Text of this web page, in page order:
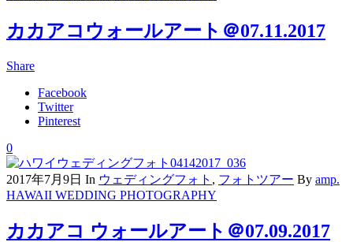
カカアコウォールアート＠07.11.2017
Share
Facebook
Twitter
Pinterest
0
2017年7月9日 In ウェディングフォト , フォトツアー By amp.
HAWAII WEDDING PHOTOGRAPHY
カカアコ ウォールアート＠07.09.2017